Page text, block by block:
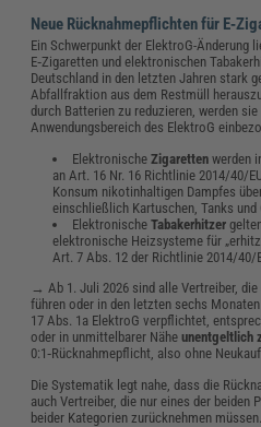
Neue Rücknahmepflichten für
Ein Schwerpunkt der ElektroG-Änderung
E‑Zigaretten und elektronischen
Deutschland in den letzten Jahren stark
Abfallfraktion aus dem Restmüll
durch Batterien zu reduzieren, werden
Anwendungsbereich des ElektroG
Elektronische Zigaretten werden
an Art. 16 Nr. 16 Richtlinie 2014/40/
Konsum nikotinhaltigen Dampfes
einschließlich Kartuschen, Tanks und
Elektronische Tabakerhitzer
elektronische Heizsysteme für
Art. 7 Abs. 12 der Richtlinie 2014/40/
→ Ab 1. Juli 2026 sind alle Vertreiber,
führen oder in den letzten sechs
17 Abs. 1a ElektroG verpflichtet,
oder in unmittelbarer Näheunentgeltlich
0:1‑Rücknahmepflicht, also ohne
Die Systematik legt nahe, dass die
auch Vertreiber, die nur eines der beiden
beider Kategorien zurücknehmen müssen.